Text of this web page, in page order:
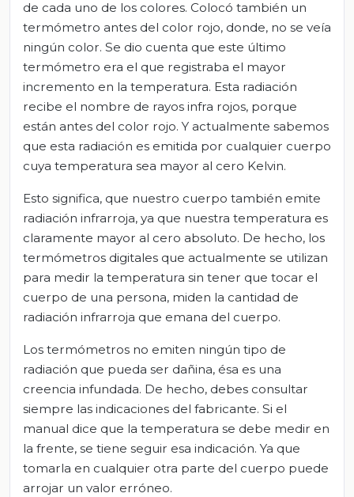
de cada uno de los colores. Colocó también un
termómetro antes del color rojo, donde, no se veía
ningún color. Se dio cuenta que este último
termómetro era el que registraba el mayor
incremento en la temperatura. Esta radiación
recibe el nombre de rayos infra rojos, porque
están antes del color rojo. Y actualmente sabemos
que esta radiación es emitida por cualquier cuerpo
cuya temperatura sea mayor al cero Kelvin.
Esto significa, que nuestro cuerpo también emite
radiación infrarroja, ya que nuestra temperatura es
claramente mayor al cero absoluto. De hecho, los
termómetros digitales que actualmente se utilizan
para medir la temperatura sin tener que tocar el
cuerpo de una persona, miden la cantidad de
radiación infrarroja que emana del cuerpo.
Los termómetros no emiten ningún tipo de
radiación que pueda ser dañina, ésa es una
creencia infundada. De hecho, debes consultar
siempre las indicaciones del fabricante. Si el
manual dice que la temperatura se debe medir en
la frente, se tiene seguir esa indicación. Ya que
tomarla en cualquier otra parte del cuerpo puede
arrojar un valor erróneo.